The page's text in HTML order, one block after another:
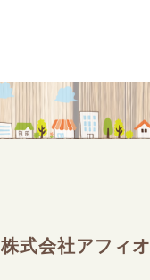
株式会社アフィオ